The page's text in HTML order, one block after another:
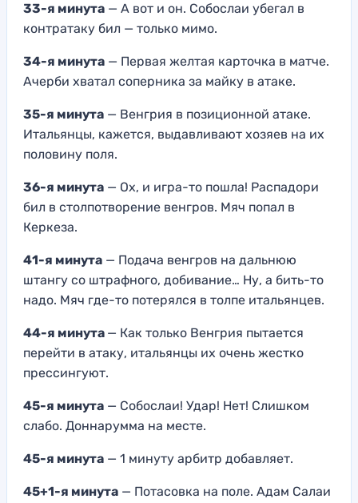
33-я минута — А вот и он. Собослаи убегал в
контратаку бил — только мимо.
34-я минута — Первая желтая карточка в матче.
Ачерби хватал соперника за майку в атаке.
35-я минута — Венгрия в позиционной атаке.
Итальянцы, кажется, выдавливают хозяев на их
половину поля.
36-я минута — Ох, и игра-то пошла! Распадори
бил в столпотворение венгров. Мяч попал в
Керкеза.
41-я минута — Подача венгров на дальнюю
штангу со штрафного, добивание… Ну, а бить-то
надо. Мяч где-то потерялся в толпе итальянцев.
44-я минута — Как только Венгрия пытается
перейти в атаку, итальянцы их очень жестко
прессингуют.
45-я минута — Собослаи! Удар! Нет! Слишком
слабо. Доннарумма на месте.
45-я минута — 1 минуту арбитр добавляет.
45+1-я минута — Потасовка на поле. Адам Салаи